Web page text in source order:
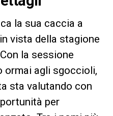
la sua caccia a
vista della stagione
la sessione
ormai agli sgoccioli,
sta valutando con
per